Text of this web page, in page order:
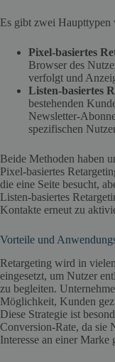
Es gibt zwei Haupttypen
Pixel-basiertes
Browser des
verfolgt und
Listen-basiertes
bestehenden
Newsletter-
spezifischen
Beide Methoden haben
Pixel-basiertes
die eine Seite besucht,
Listen-basiertes
Kontakte erneut zu
Vorteile und
Retargeting wird in
eingesetzt, um Nutzer
zu begleiten.
Möglichkeit, Kunden
Diese Strategie ist
Conversion-Rate, da sie
Interesse an einer Marke